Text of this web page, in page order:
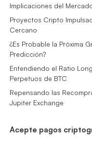
Implicaciones del
Proyectos Cripto
Cercano
¿Es Probable la Próxima
Predicción?
Entendiendo el Ratio
Perpetuos de BTC
Repensando las
Jupiter Exchange
Acepte pagos